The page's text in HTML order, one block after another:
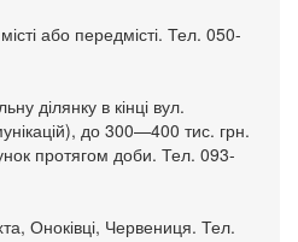
або передмісті. Тел. 050-
ділянку в кінці вул.
до 300—400 тис. грн.
протягом доби. Тел. 093-
Оноківці, Червениця. Тел.